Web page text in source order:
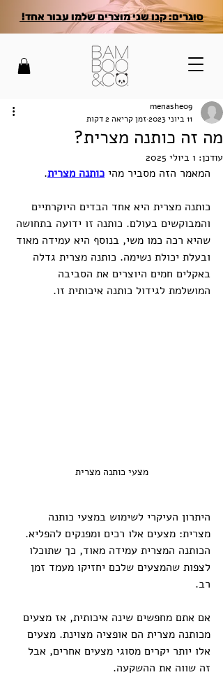
סוגרים: קנו שני מוצרים שלמו עבור אחד!
מה זה כותנה מצרית?
menashe09
11 ביוני 2023
זמן קריאה 2 דקות
עודכן: 1 ביולי 2025
המאמר הזה מסביר מהי כותנה מצרית.
כותנה מצרית היא אחד הבדים היוקרתיים
והמבוקשים בעולם. כותנה זו ידועה בתחושה
שהיא רכה כמו משי, בנוסף היא עמידה מאוד
ובעלת יכולת נשימה. כותנה מצרית גדלה
באקלים חמים היוצרים את הסביבה
המושלמת לגידול כותנה איכותית זו.
מצעי כותנה מצרית
היתרון העיקרי לשימוש במצעי כותנה
מצרית: מצעים אלו רכים ומפנקים להפליא.
הכותנה המצרית עמידה מאוד, כך שתוכלו
לצפות שהמצעים שלכם יחזיקו מעמד זמן
רב.
אם אתם מחפשים שינה איכותית, אז מצעים
מכותנה מצרית הם אופציה מצוינת. מצעים
אלו יותר יקרים מסוגי מצעים אחרים, אבל
זה שווה את ההשקעה.